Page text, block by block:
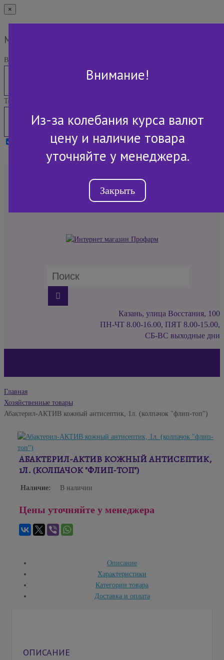
×
Мы Вам перезвоним
Ваше имя:
Телефон:
Я принимаю условия Политики конфиденциальности
+7 (843) 2-507-607
Казань, улица Восстания, 100
ПН-ЧТ 8.00-16.00, ПЯТ 8.00-15.00,
СБ-ВС выходные дни
Главная
Хозяйственные товары
Абактерил-АКТИВ кожный антисептик, 1л. (колпачок "флип-топ")
АБАКТЕРИЛ-АКТИВ КОЖНЫЙ АНТИСЕПТИК,
1Л. (КОЛПАЧОК "ФЛИП-ТОП")
Наличие: В наличии
Цены уточняйте у менеджера
Описание
Характеристики
Категории товара
Доставка и оплата
ОПИСАНИЕ
Внимание!
Из-за колебания курса валют
цену и наличие товара
уточняйте у менеджера.
Закрыть